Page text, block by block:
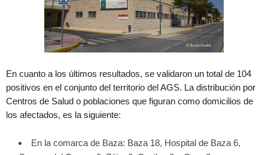
En cuanto a los últimos resultados, se validaron un total de 104
positivos en el conjunto del territorio del AGS. La distribución por
Centros de Salud o poblaciones que figuran como domicilios de
los afectados, es la siguiente:
En la comarca de Baza: Baza 18, Hospital de Baza 6,